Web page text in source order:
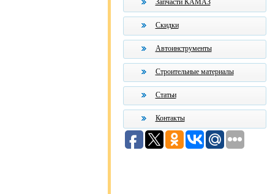
Запчасти КАМАЗ
Скидки
Автоинструменты
Строительные материалы
Статьи
Контакты